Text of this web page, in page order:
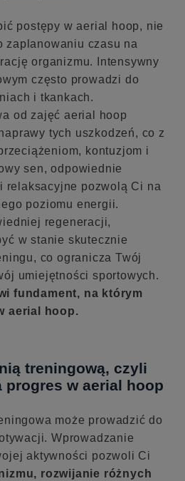
postępy w aerial hoop, nie
zaplanowaniu czasu na
organizmu. Intensywny
często prowadzi do
i tkankach.
od zajęć aerial hoop
tych uszkodzeń, co z
kontuzjom i
sen, odpowiednie
relaksacyjne pozwolą Ci na
poziomu energii.
regeneracji,
w stanie skutecznie
co ogranicza Twój
umiejętności sportowych.
fundament, na którym
aerial hoop.
treningową, czyli
progres w aerial hoop
może prowadzić do
Wprowadzanie
aktywności pozwoli Ci
rozwijanie różnych